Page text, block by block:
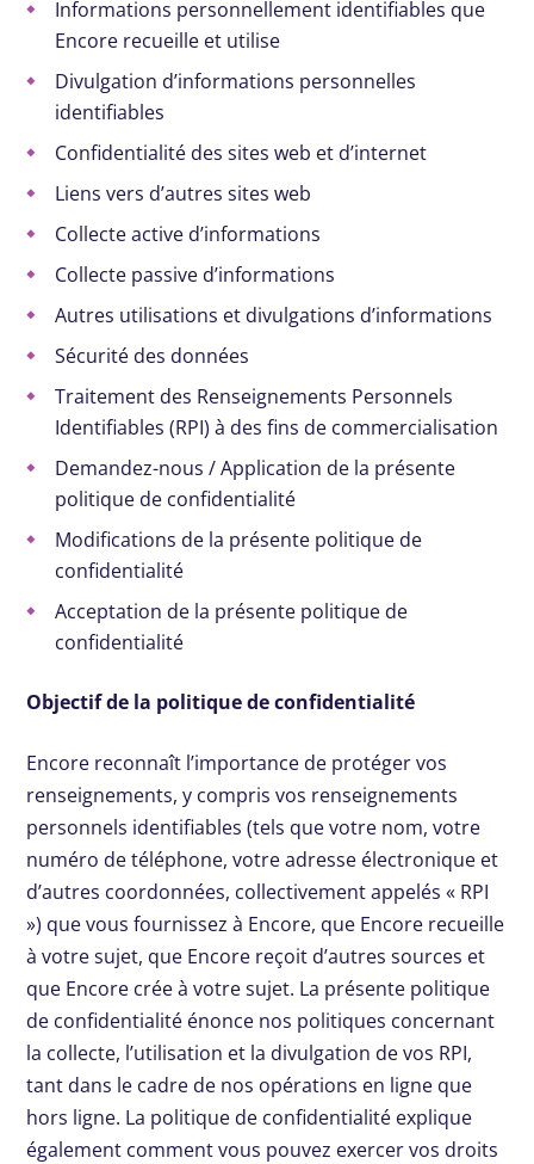
Informations personnellement identifiables que
Encore recueille et utilise
Divulgation d’informations personnelles
identifiables
Confidentialité des sites web et d’internet
Liens vers d’autres sites web
Collecte active d’informations
Collecte passive d’informations
Autres utilisations et divulgations d’informations
Sécurité des données
Traitement des Renseignements Personnels
Identifiables (RPI) à des fins de commercialisation
Demandez-nous / Application de la présente
politique de confidentialité
Modifications de la présente politique de
confidentialité
Acceptation de la présente politique de
confidentialité
Objectif de la politique de confidentialité
Encore reconnaît l’importance de protéger vos
renseignements, y compris vos renseignements
personnels identifiables (tels que votre nom, votre
numéro de téléphone, votre adresse électronique et
d’autres coordonnées, collectivement appelés « RPI
») que vous fournissez à Encore, que Encore recueille
à votre sujet, que Encore reçoit d’autres sources et
que Encore crée à votre sujet. La présente politique
de confidentialité énonce nos politiques concernant
la collecte, l’utilisation et la divulgation de vos RPI,
tant dans le cadre de nos opérations en ligne que
hors ligne. La politique de confidentialité explique
également comment vous pouvez exercer vos droits